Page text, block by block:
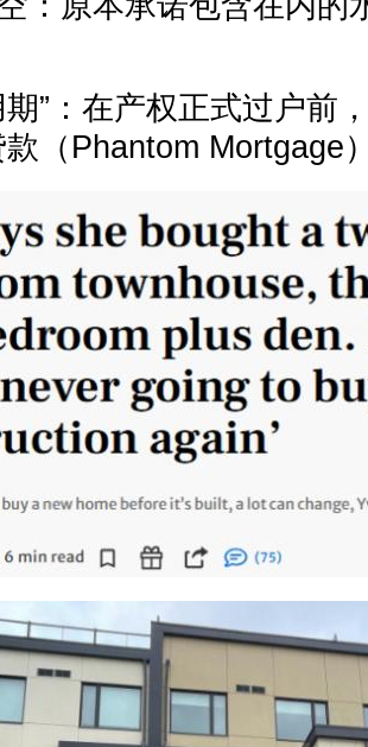
期”：在产权正式过户前
款（Phantom Mortgage